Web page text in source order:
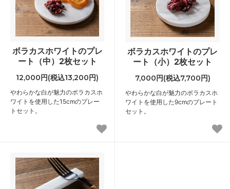
ボラカスホワイトのプレ
ート（中）2枚セット
12,000円(税込13,200円)
やわらかな白が魅力のボラカスホ
ワイトを使用した15cmのプレー
トセット。
ボラカスホワイトのプレ
ート（小）2枚セット
7,000円(税込7,700円)
やわらかな白が魅力のボラカスホ
ワイトを使用した9cmのプレート
セット。